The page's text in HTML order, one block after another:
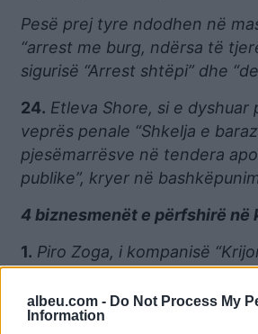
albeu.com - Do Not Process My
Information
Pesë prej tyre ndodhen në
“arrest me burg, ndërsa të
sigurisë “Arrest shtëpi” dhe
24. Etleva Shore, si e dyshuar
veprës penale “Shkelja e
pjesëmarrësve në tendera
publike”, kryer në
4 biznesmenët e përfshirë në
1. Piro Zoga, i kompanisë
3.Arnold Kryeziu, i kompanisë